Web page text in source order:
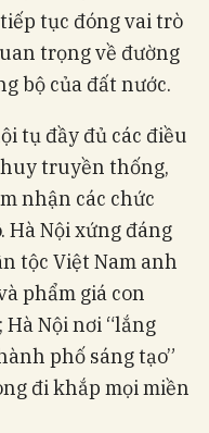
tục đóng vai trò
trọng về đường
bộ của đất nước.
tụ đầy đủ các điều
truyền thống,
nhận các chức
Hà Nội xứng đáng
tộc Việt Nam anh
phẩm giá con
Hà Nội nơi “lắng
phố sáng tạo”
đi khắp mọi miền